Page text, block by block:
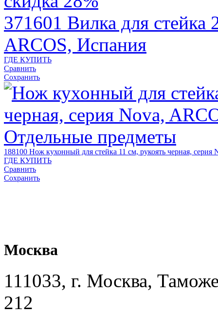
371601 Вилка для стейка
ARCOS, Испания
ГДЕ КУПИТЬ
Сравнить
Сохранить
188100 Нож кухонный для стейка 11 см, рукоять черная,
ГДЕ КУПИТЬ
Сравнить
Сохранить
Москва
111033, г. Москва,
212